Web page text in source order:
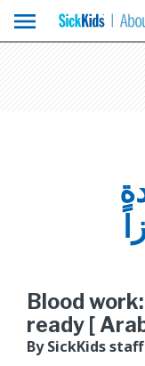
menu
Blood
ready [
By SickKids staff